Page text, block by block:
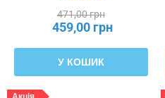
471,00 грн
459,00 грн
У КОШИК